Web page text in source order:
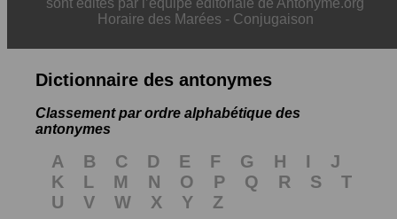
Horaire des Marées - Conjugaison
Dictionnaire des antonymes
Classement par ordre alphabétique des
antonymes
A B C D E F G H I
J
K
L M N O P Q R S
T
U
V W X Y
Z